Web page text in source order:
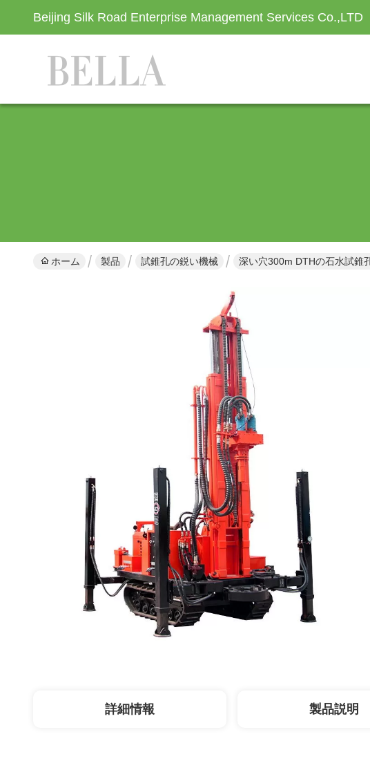
Beijing Silk Road Enterprise Management Services Co.,LTD
ホーム 製品 試錐孔の鋭い機械 深い穴300m DTHの石水試錐
詳細情報 製品説明